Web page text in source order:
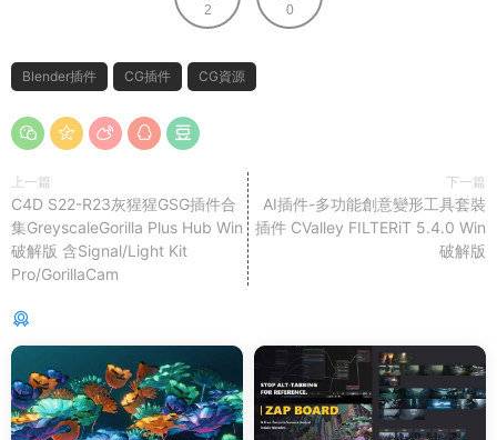
2 0
Blender插件 CG插件 CG資源
上一篇
C4D S22-R23灰猩猩GSG插件合
集GreyscaleGorilla Plus Hub Win
破解版 含Signal/Light Kit
Pro/GorillaCam
下一篇
AI插件-多功能創意變形工具套裝
插件 CValley FILTERiT 5.4.0 Win
破解版